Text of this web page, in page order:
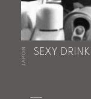
JAPON SEXY DRINK